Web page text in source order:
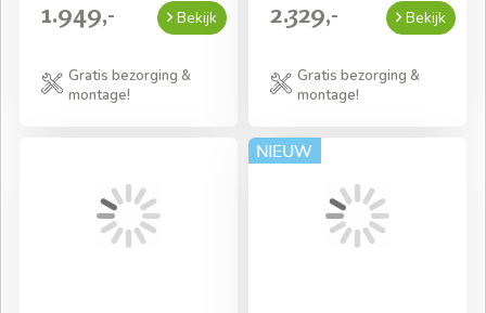
1.949,- Bekijk
Gratis bezorging &
montage!
2.329,- Bekijk
Gratis bezorging &
montage!